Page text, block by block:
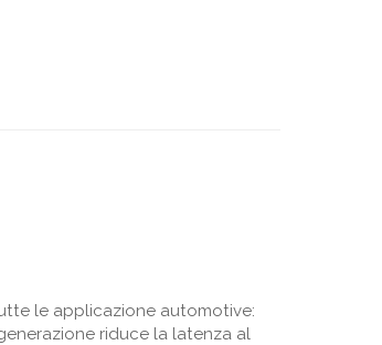
le applicazione automotive:
riduce la latenza al